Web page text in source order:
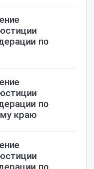
по
по
краю
по